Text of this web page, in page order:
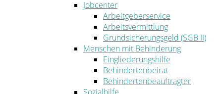
Jobcenter
Arbeitgeberservice
Arbeitsvermittlung
Grundsicherungsgeld (SGB II)
Menschen mit Behinderung
Eingliederungshilfe
Behindertenbeirat
Behindertenbeauftragter